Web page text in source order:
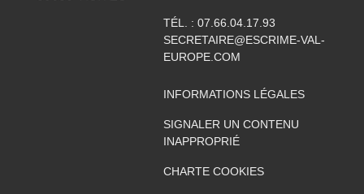
TÉL. : 07.66.04.17.93
SECRETAIRE@ESCRIME-VAL-
EUROPE.COM
INFORMATIONS LÉGALES
SIGNALER UN CONTENU
INAPPROPRIÉ
CHARTE COOKIES